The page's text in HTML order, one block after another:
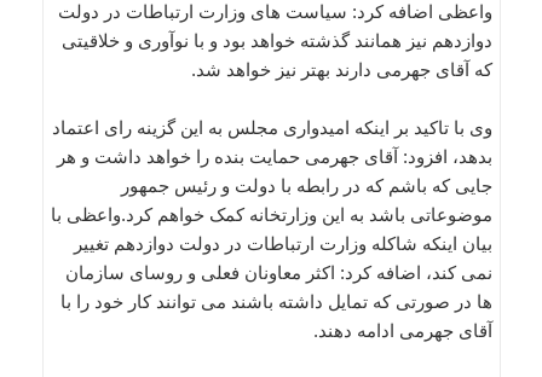
واعظی اضافه کرد: سیاست های وزارت ارتباطات در دولت
دوازدهم نیز همانند گذشته خواهد بود و با نوآوری و خلاقیتی
که آقای جهرمی دارند بهتر نیز خواهد شد.
وی با تاکید بر اینکه امیدواری مجلس به این گزینه رای اعتماد
بدهد، افزود: آقای جهرمی حمایت بنده را خواهد داشت و هر
جایی که باشم که در رابطه با دولت و رئیس جمهور
موضوعاتی باشد به این وزارتخانه کمک خواهم کرد.واعظی با
بیان اینکه شاکله وزارت ارتباطات در دولت دوازدهم تغییر
نمی کند، اضافه کرد: اکثر معاونان فعلی و روسای سازمان
ها در صورتی که تمایل داشته باشند می توانند کار خود را با
آقای جهرمی ادامه دهند.